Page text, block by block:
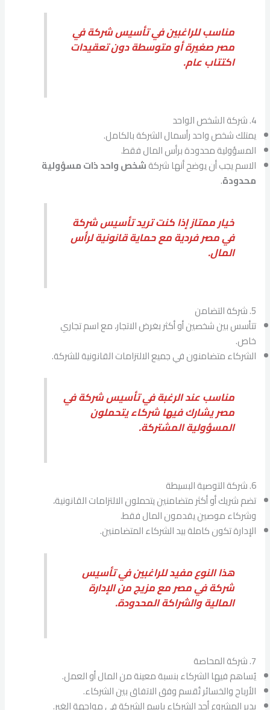
مناسب للراغبين في تأسيس شركة في
مصر صغيرة أو متوسطة دون تعقيدات
اكتتاب عام.
4. شركة الشخص الواحد
يمتلك شخص واحد رأسمال الشركة بالكامل.
المسؤولية محدودة برأس المال فقط.
الاسم يجب أن يوضح أنها شركةشخص واحد ذات مسؤولية
محدودة.
خيار ممتاز إذا كنت تريد تأسيس شركة
في مصر فردية مع حماية قانونية لرأس
المال.
5. شركة التضامن
تتأسس بين شخصين أو أكثر بغرض الاتجار، مع اسم تجاري
خاص.
الشركاء متضامنون في جميع الالتزامات القانونية للشركة.
مناسب عند الرغبة في تأسيس شركة في
مصر يشارك فيها شركاء يتحملون
المسؤولية المشتركة.
6. شركة التوصية البسيطة
تضم شريك أو أكثر متضامنين يتحملون الالتزامات القانونية،
وشركاء موصين يقدمون المال فقط.
الإدارة تكون كاملة بيد الشركاء المتضامنين.
هذا النوع مفيد للراغبين في تأسيس
شركة في مصر مع مزيج من الإدارة
المالية والشراكة المحدودة.
7. شركة المحاصة
يُساهم فيها الشركاء بنسبة معينة من المال أو العمل.
الأرباح والخسائر تُقسم وفق الاتفاق بين الشركاء.
يدير المشروع أحد الشركاء باسم الشركة في مواجهة الغير.